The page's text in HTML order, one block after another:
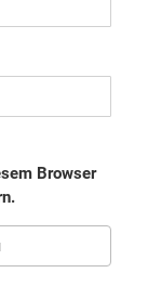
Browser